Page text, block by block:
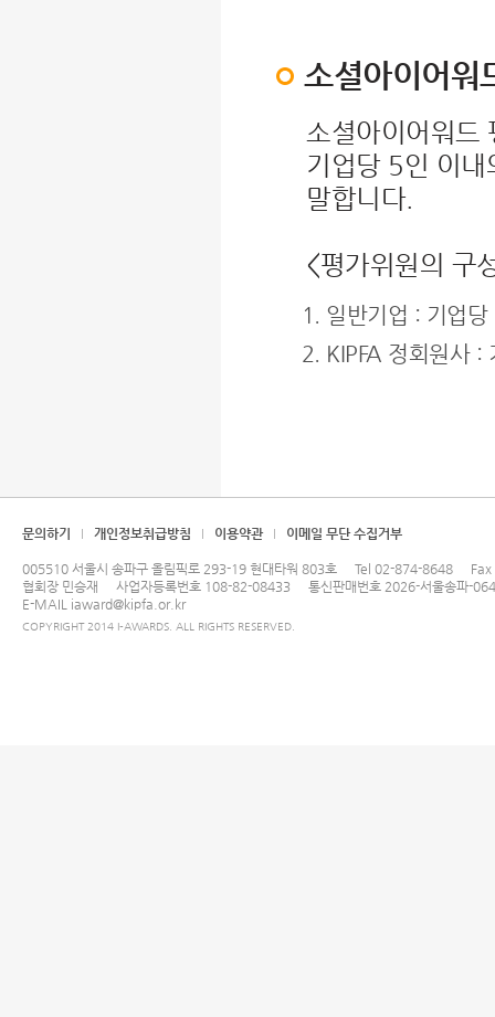
소셜아이어워
소셜아이어워드
기업당 5인 이내
말합니다.
<평가위원의 구
일반기업 : 기업당
KIPFA 정회원사 :
문의하기 개인정보취급방침 이용약관 이메일 무단 수집거부
005510 서울시 송파구 올림픽로 293-19 현대타워 803호 Tel 02-874-8648
협회장 민승재
사업자등록번호 108-82-08433
통신판매번호 2026-서울송파-
E-MAIL iaward@kipfa.or.kr
COPYRIGHT 2014 I-AWARDS. ALL RIGHTS RESERVED.